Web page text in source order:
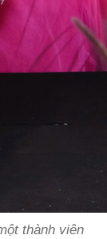
thành viên